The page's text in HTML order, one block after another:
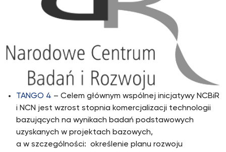
TANGO 4 – Celem głównym wspólnej inicjatywy NCBiR
i NCN jest wzrost stopnia komercjalizacji technologii
bazujących na wynikach badań podstawowych
uzyskanych w projektach bazowych,
a w szczególności: określenie planu rozwoju